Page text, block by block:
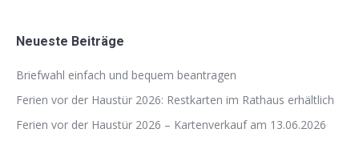
Neueste Beiträge
Briefwahl einfach und bequem beantragen
Ferien vor der Haustür 2026: Restkarten im Rathaus erhältlich
Ferien vor der Haustür 2026 – Kartenverkauf am 13.06.2026